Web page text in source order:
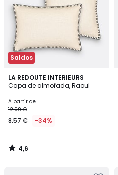
Saldos
LA REDOUTE INTERIEURS
Capa de almofada, Raoul
A partir de
12.99 €
8.57 € -34%
4,6
/ 5
4,6
/